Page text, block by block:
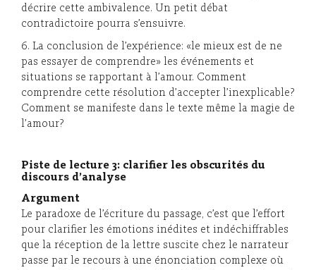
décrire cette ambivalence. Un petit débat
contradictoire pourra s’ensuivre.
6. La conclusion de l’expérience: «le mieux est de ne
pas essayer de comprendre» les événements et
situations se rapportant à l’amour. Comment
comprendre cette résolution d’accepter l’inexplicable?
Comment se manifeste dans le texte même la magie de
l’amour?
Piste de lecture 3: clarifier les obscurités du
discours d’analyse
Argument
Le paradoxe de l’écriture du passage, c’est que l’effort
pour clarifier les émotions inédites et indéchiffrables
que la réception de la lettre suscite chez le narrateur
passe par le recours à une énonciation complexe où